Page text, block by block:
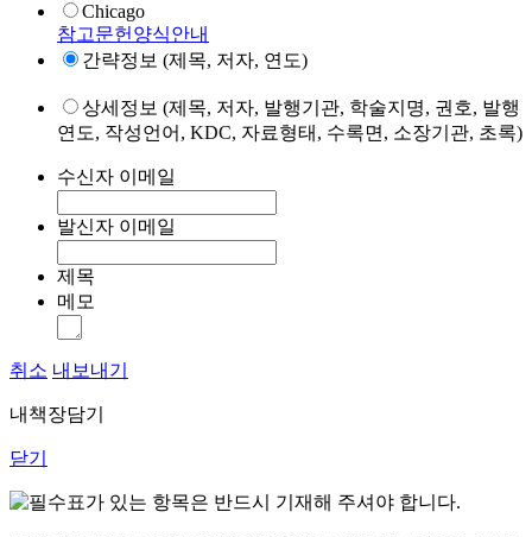
Chicago
참고문헌양식안내
간략정보 (제목, 저자, 연도)
상세정보 (제목, 저자, 발행기관, 학술지명, 권호, 발행
연도, 작성언어, KDC, 자료형태, 수록면, 소장기관, 초록)
수신자 이메일
발신자 이메일
제목
메모
취소 내보내기
내책장담기
닫기
표가 있는 항목은 반드시 기재해 주셔야 합니다.